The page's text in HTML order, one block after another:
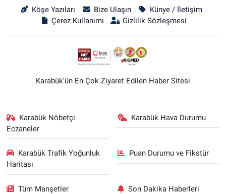
Köşe Yazıları Bize Ulaşın
Künye / İletişim
Çerez Kullanımı
Gizlilik Sözleşmesi
Karabük'ün En Çok Ziyaret Edilen Haber Sitesi
Karabük Nöbetçi
Eczaneler
Karabük Hava Durumu
Karabük Trafik Yoğunluk
Haritası
Puan Durumu ve Fikstür
Tüm Manşetler Son Dakika Haberleri